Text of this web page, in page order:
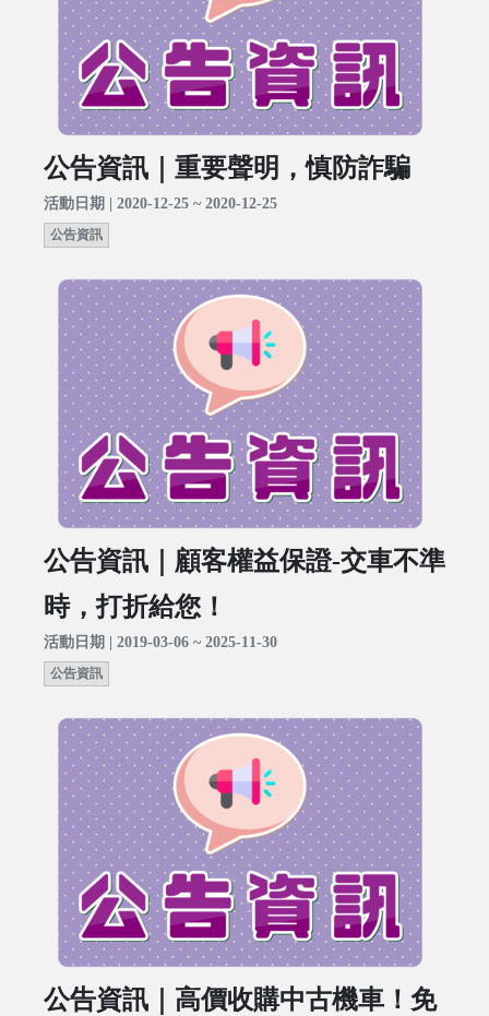
公告資訊｜重要聲明，慎防詐騙
活動日期 | 2020-12-25 ~ 2020-12-25
公告資訊
公告資訊｜顧客權益保證-交車不準
時，打折給您！
活動日期 | 2019-03-06 ~ 2025-11-30
公告資訊
公告資訊｜高價收購中古機車！免